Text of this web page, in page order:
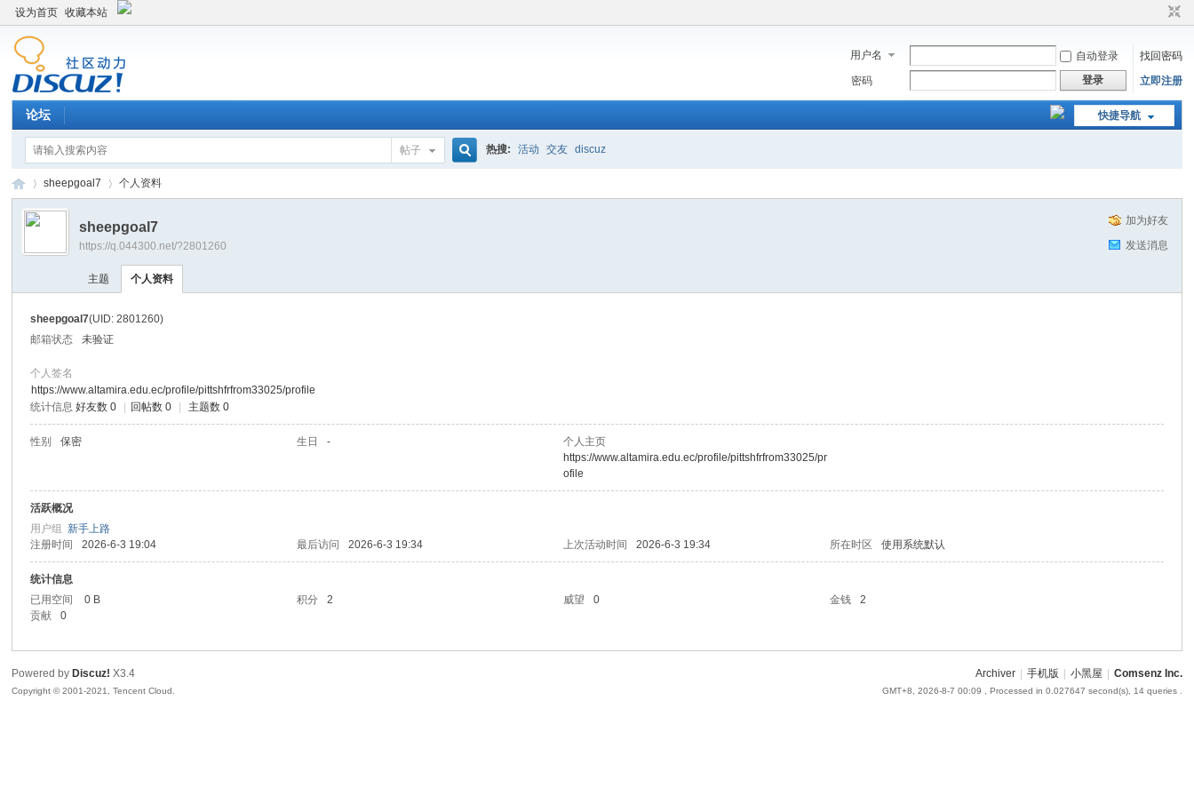
设为首页 收藏本站
用户名 自动登录
找回密码
密码
登录 立即注册
快捷导航
论坛
帖子 热搜: 活动 交友 discuz
›
sheepgoal7 个人资料
加为好友
发送消息
sheepgoal7
https://q.044300.net/?2801260
主题 个人资料
sheepgoal7(UID: 2801260)
邮箱状态
未验证
个人签名
https://www.altamira.edu.ec/profile/pittshfrfrom33025/profile
统计信息 好友数 0 回帖数 0 主题数 0
性别 保密 生日 -
个人主页
https://www.altamira.edu.ec/profile/pittshfrfrom33025/pr
ofile
活跃概况
用户组新手上路
注册时间
2026-6-3 19:04 最后访问 2026-6-3 19:34 上次活动时间 2026-6-3 19:34 所在时区 使用系统默认
统计信息
已用空间
0 B 积分 2 威望 0 金钱
2
贡献
0
Archiver 手机版 小黑屋 Comsenz Inc.
GMT+8, 2026-8-7 00:09 , Processed in 0.027647 second(s), 14 queries .
Powered by Discuz! X3.4
Copyright © 2001-2021, Tencent Cloud.